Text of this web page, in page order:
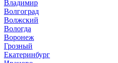
Владимир
Волгоград
Волжский
Вологда
Воронеж
Грозный
Екатеринбург